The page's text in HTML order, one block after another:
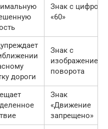
Знак с цифрой
«60»
дороги
Знак с
изображением
поворота
Знак
«Движение
запрещено»